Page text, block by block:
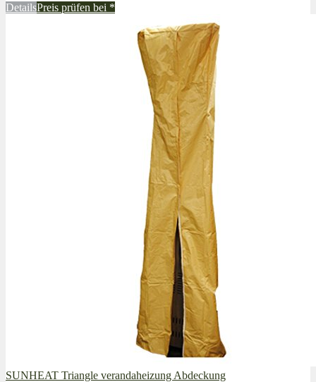
DetailsPreis prüfen bei *
SUNHEAT Triangle verandaheizung Abdeckung